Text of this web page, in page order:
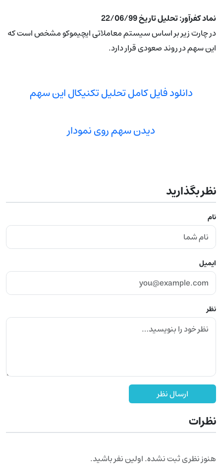
نماد کفرآور: تحلیل تاریخ 22/06/99
در چارت زیر بر اساس سیستم معاملاتی ایچیموکو مشخص است که
این سهم در روند صعودی قرار دارد.
دانلود فایل کامل تحلیل تکنیکال این سهم
دیدن سهم روی نمودار
نظر بگذارید
نام
ایمیل
نظر
ارسال نظر
نظرات
هنوز نظری ثبت نشده. اولین نفر باشید.